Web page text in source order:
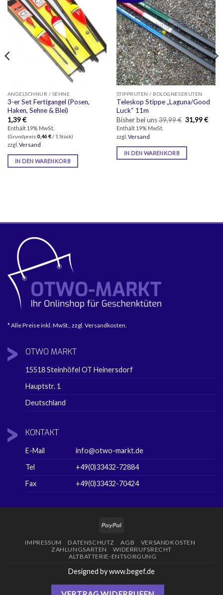
ANGELSCHNUR / SEHNE
3-er Set Fertigangel (Posen,
Haken, Sehne & Blei)
1,39€
Enthält 19% MwSt.
(Grundpreis:0,46€/ 1 Stück)
zzgl. Versand
IN DEN WARENKORB
STIPPRUTEN / BOLOGNESERUTEN
Teleskop Stippe „Laguna/Good
Luck“ 11m
Bisher bei uns 39,99€
Preis
31,99€
Enthält 19% MwSt.
zzgl. Versand
IN DEN WARENKORB
* Alle Preise inkl. MwSt., zzgl. Versandkosten.
OTWO MARKT
15518 Steinhöfel OT Heinersdorf
Hauptstr. 1
Deutschland
KONTAKT
E-Mail
info@otwo-markt.de
Tel
+49(0)33432-72884
Fax
+49(0)33432-70424
PayPal
IMPRESSUM DATENSCHUTZ AGB
VERSANDKOSTEN
ZAHLUNGSARTEN
WIDERRUFSRECHT
ALTBATTERIE-ENTSORGUNG
Designed by www.begef.de